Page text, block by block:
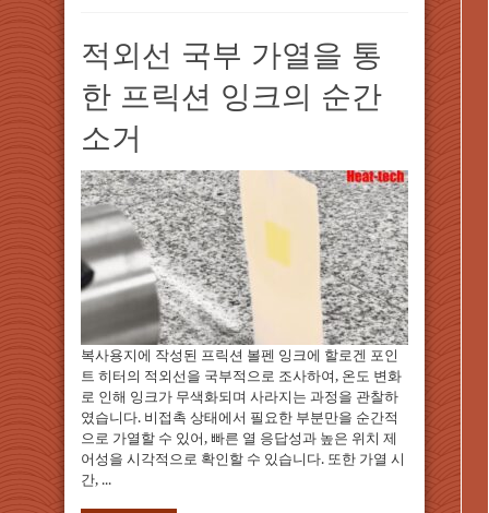
적외선 국부 가열을 통
한 프릭션 잉크의 순간
소거
복사용지에 작성된 프릭션 볼펜 잉크에 할로겐 포인
트 히터의 적외선을 국부적으로 조사하여, 온도 변화
로 인해 잉크가 무색화되며 사라지는 과정을 관찰하
였습니다. 비접촉 상태에서 필요한 부분만을 순간적
으로 가열할 수 있어, 빠른 열 응답성과 높은 위치 제
어성을 시각적으로 확인할 수 있습니다. 또한 가열 시
간, ...